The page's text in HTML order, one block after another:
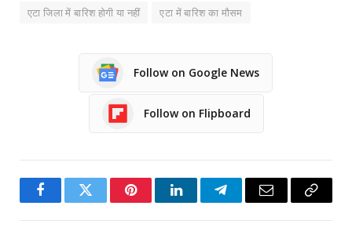
एटा जिला में बारिश होगी या नहीं एटा में बारिश का मौसम
Follow on Google News
Follow on Flipboard
FacebookTwitter PinterestLinkedInTelegramEmail
Copy